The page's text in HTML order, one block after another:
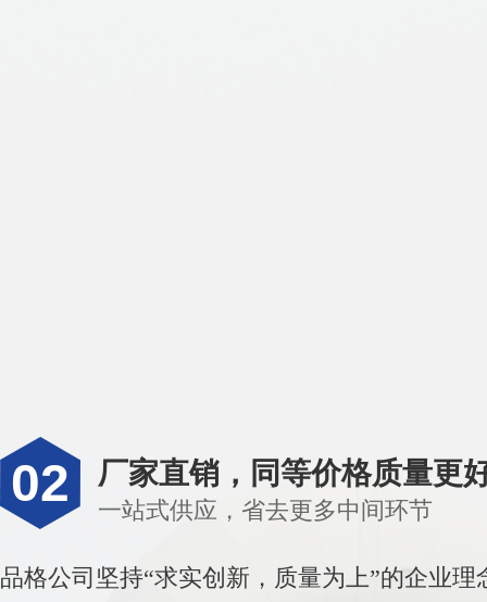
02 厂家直销，同等价格质量更
一站式供应，省去更多中间环节
品格公司坚持“求实创新，质量为上”的企业理